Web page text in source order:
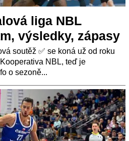
liga NBL
výsledky, zápasy
soutěž ✅ se koná už od roku
NBL, teď je
o sezoně...